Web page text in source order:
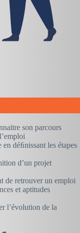
son parcours
déﬁnissant les étapes
d’un projet
de retrouver un emploi
et aptitudes
l’évolution de la